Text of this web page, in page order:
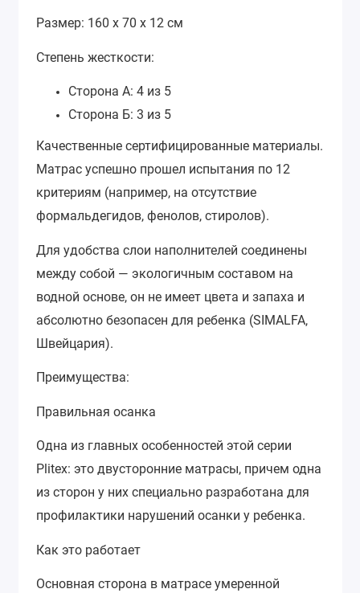
Размер: 160 х 70 х 12 см
Степень жесткости:
Сторона А: 4 из 5
Сторона Б: 3 из 5
Качественные сертифицированные материалы.
Матрас успешно прошел испытания по 12
критериям (например, на отсутствие
формальдегидов, фенолов, стиролов).
Для удобства слои наполнителей соединены
между собой — экологичным составом на
водной основе, он не имеет цвета и запаха и
абсолютно безопасен для ребенка (SIMALFA,
Швейцария).
Преимущества:
Правильная осанка
Одна из главных особенностей этой серии
Plitex: это двусторонние матрасы, причем одна
из сторон у них специально разработана для
профилактики нарушений осанки у ребенка.
Как это работает
Основная сторона в матрасе умеренной